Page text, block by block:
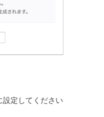
設定してください